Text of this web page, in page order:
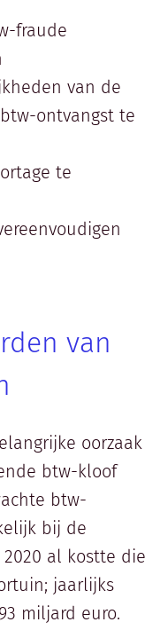
fraude
van de
ontvangst te
te
van
oorzaak
btw-kloof
btw-
bij de
al kostte die
jaarlijks
miljard euro.